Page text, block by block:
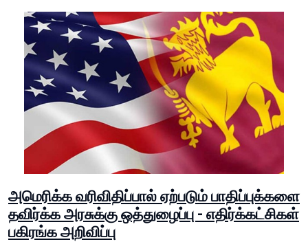
அமெரிக்க வரிவிதிப்பால் ஏற்படும் பாதிப்புக்களை
தவிர்க்க அரசுக்கு ஒத்துழைப்பு - எதிர்க்கட்சிகள்
பகிரங்க அறிவிப்பு